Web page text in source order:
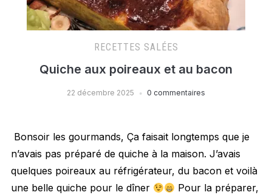
RECETTES SALÉES
Quiche aux poireaux et au bacon
22 décembre 2025 0 commentaires
Bonsoir les gourmands, Ça faisait longtemps que je
n’avais pas préparé de quiche à la maison. J’avais
quelques poireaux au réfrigérateur, du bacon et voilà
une belle quiche pour le dîner
Pour la préparer,